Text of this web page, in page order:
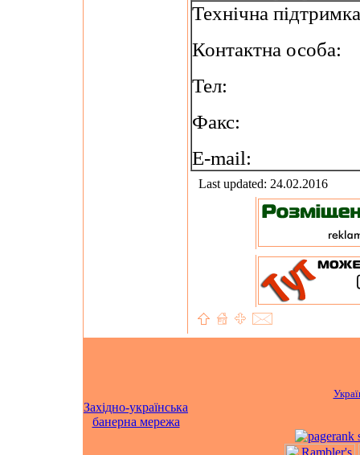
Технічна підтримка
Контактна особа:
Тел:
Факс:
E-mail:
Last updated: 24.02.2016
Західно-українська
банерна мережа